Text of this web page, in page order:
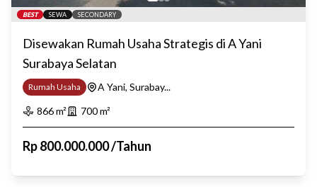
BEST SEWA SECONDARY
Disewakan Rumah Usaha Strategis di A Yani
Surabaya Selatan
Rumah Usaha
A Yani, Surabay...
866m² 700m²
Rp800.000.000/Tahun